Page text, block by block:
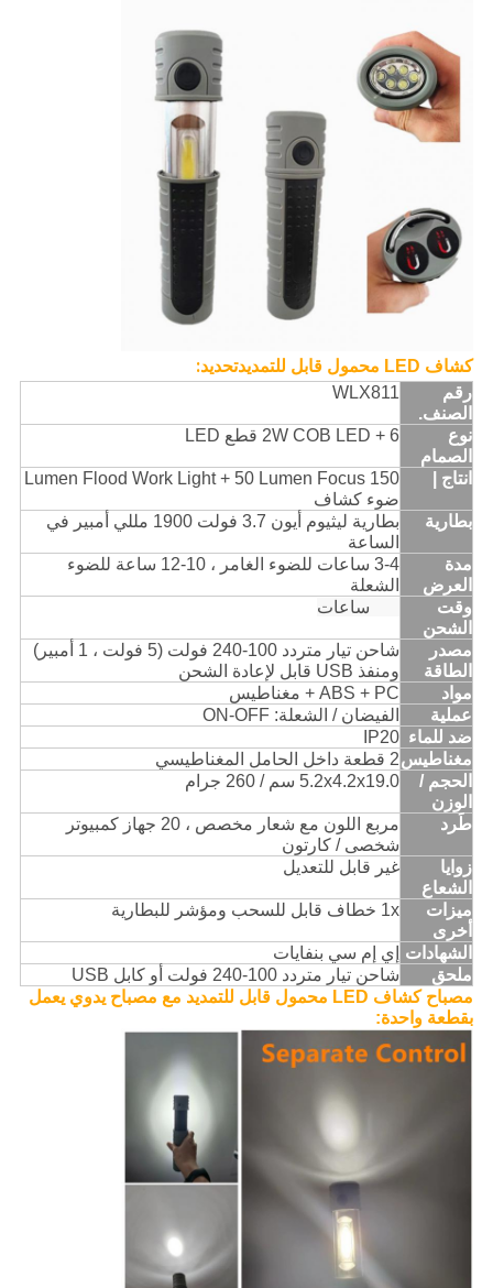
كشاف LED محمول قابل للتمديد تحديد:
رقم
الصنف.
WLX811
نوع
الصمام
2W COB LED + 6 قطع LED
انتاج |
150 Lumen Flood Work Light + 50 Lumen Focus
ضوء كشاف
بطارية
بطارية ليثيوم أيون 3.7 فولت 1900 مللي أمبير في
الساعة
مدة
العرض
3-4 ساعات للضوء الغامر ، 10-12 ساعة للضوء
الشعلة
وقت
الشحن
مصدر
الطاقة
شاحن تيار متردد 100-240 فولت (5 فولت ، 1 أمبير)
ومنفذ USB قابل لإعادة الشحن
مواد
ABS + PC + مغناطيس
عملية
الفيضان / الشعلة: ON-OFF
ضد للماء IP20
مغناطيس2 قطعة داخل الحامل المغناطيسي
الحجم /
الوزن
5.2x4.2x19.0 سم / 260 جرام
طَرد
مربع اللون مع شعار مخصص ، 20 جهاز كمبيوتر
شخصى / كارتون
زوايا
الشعاع
غير قابل للتعديل
ميزات
أخرى
1x خطاف قابل للسحب ومؤشر للبطارية
الشهادات
إي إم سي بنفايات
ملحق
شاحن تيار متردد 100-240 فولت أو كابل USB
مصباح كشاف LED محمول قابل للتمديد مع مصباح يدوي يعمل
بقطعة واحدة: